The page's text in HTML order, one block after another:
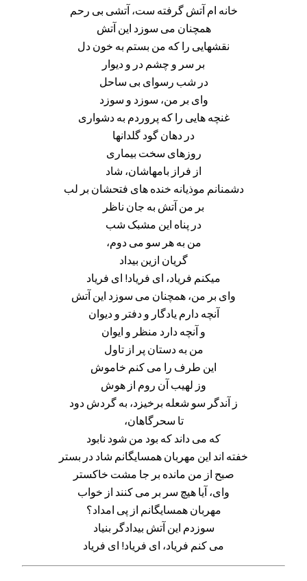
خانه ام آتش گرفته ست، آتشی بی رحم
همچنان می سوزد این آتش
نقشهایی را که من بستم به خون دل
بر سر و چشم در و دیوار
در شب رسوای بی ساحل
وای بر من، سوزد و سوزد
غنچه هایی را که پروردم به دشواری
در دهان گود گلدانها
روزهای سخت بیماری
از فراز بامهاشان، شاد
دشمنانم موذیانه خنده های فتحشان بر لب
بر من آتش به جان ناظر
در پناه این مشبک شب
من به هر سو می دوم،
گریان ازین بیداد
میکنم فریاد، ای فریاد! ای فریاد
وای بر من، همچنان می سوزد این آتش
آنچه دارم یادگار و دفتر و دیوان
و آنچه دارد منظر و ایوان
من به دستان پر از تاول
این طرف را می کنم خاموش
وز لهیب آن روم از هوش
ز آندگر سو شعله برخیزد، به گردش دود
تا سحرگاهان،
که می داند که بود من شود نابود
خفته اند این مهربان همسایگانم شاد در بستر
صبح از من مانده بر جا مشت خاکستر
وای، آیا هیچ سر بر می کنند از خواب
مهربان همسایگانم از پی امداد؟
سوزدم این آتش بیدادگر بنیاد
می کنم فریاد، ای فریاد! ای فریاد